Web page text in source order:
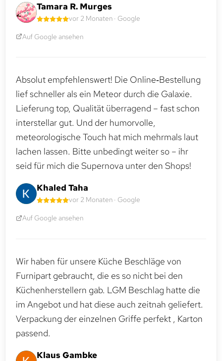
Tamara R. Murges
vor 2 Monaten · Google
Auf Google ansehen
Absolut empfehlenswert! Die Online‑Bestellung
lief schneller als ein Meteor durch die Galaxie.
Lieferung top, Qualität überragend – fast schon
interstellar gut. Und der humorvolle,
meteorologische Touch hat mich mehrmals laut
lachen lassen. Bitte unbedingt weiter so – ihr
seid für mich die Supernova unter den Shops!
Khaled Taha
vor 2 Monaten · Google
Auf Google ansehen
Wir haben für unsere Küche Beschläge von
Furnipart gebraucht, die es so nicht bei den
Küchenherstellern gab. LGM Beschlag hatte die
im Angebot und hat diese auch zeitnah geliefert.
Verpackung der einzelnen Griffe perfekt , Karton
passend.
Klaus Gambke